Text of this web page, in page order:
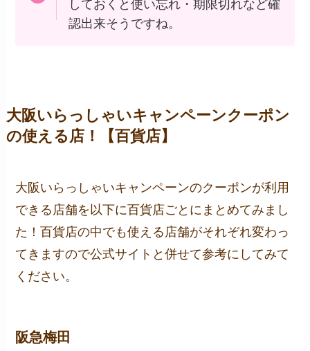
しておくと使い忘れ・期限切れなど確
認出来そうですね。
大阪いらっしゃいキャンペーンクーポン
の使える店！【百貨店】
大阪いらっしゃいキャンペーンのクーポンが利用
できる店舗を以下に百貨店ごとにまとめてみまし
た！百貨店の中でも使える店舗がそれぞれ変わっ
てきますので公式サイトと併せて参考にしてみて
ください。
阪急梅田